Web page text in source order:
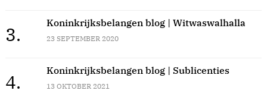
3.
Koninkrijksbelangen blog | Witwaswalhalla
23 SEPTEMBER 2020
4.
Koninkrijksbelangen blog | Sublicenties
13 OKTOBER 2021